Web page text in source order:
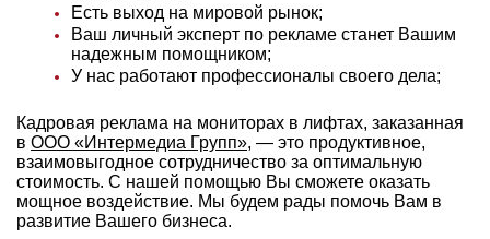
Есть выход на мировой рынок;
Ваш личный эксперт по рекламе станет Вашим
надежным помощником;
У нас работают профессионалы своего дела;
Кадровая реклама на мониторах в лифтах, заказанная
в ООО «Интермедиа Групп», — это продуктивное,
взаимовыгодное сотрудничество за оптимальную
стоимость. С нашей помощью Вы сможете оказать
мощное воздействие. Мы будем рады помочь Вам в
развитие Вашего бизнеса.